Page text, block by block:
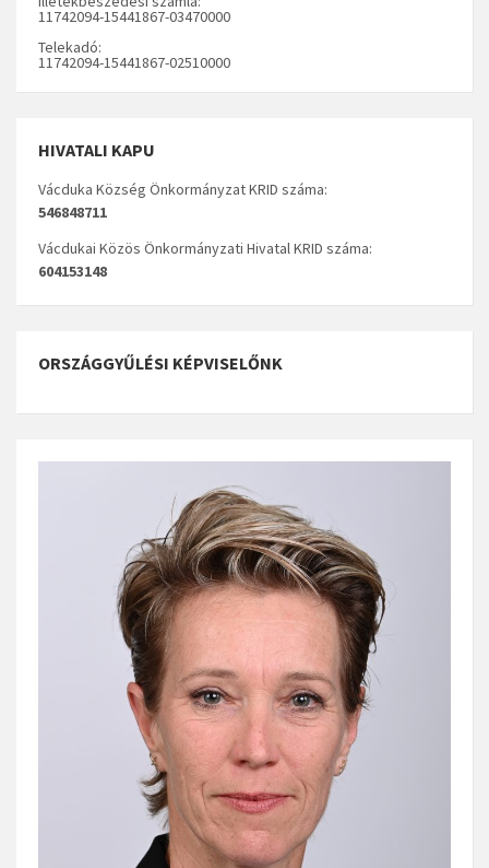
11742094-15441867-03470000
Telekadó:
11742094-15441867-02510000
HIVATALI KAPU
Vácduka Község Önkormányzat KRID száma:
546848711
Vácdukai Közös Önkormányzati Hivatal KRID száma:
604153148
ORSZÁGGYŰLÉSI KÉPVISELŐNK